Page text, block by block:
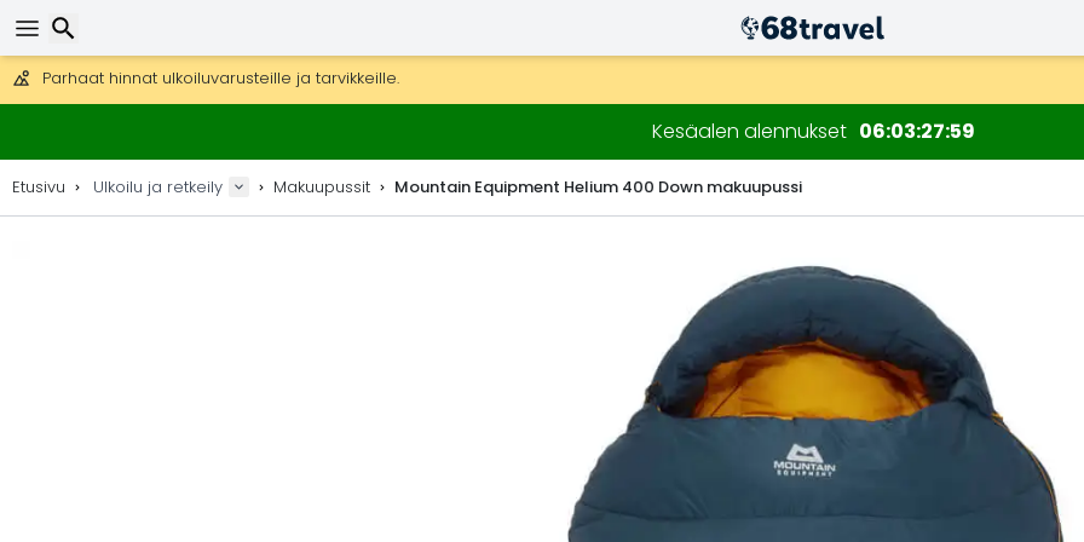
Mahdollisuus lähettää DHL Express -lähetyksenä (toimitus 24 tunnin kuluessa)
30 päivää palautukseen, 90 päivää puukarttoihin ja koristeisiin.
Parhaat hinnat ulkoiluvarusteille ja tarvikkeille.
Kesäalen alennukset 06032759
Etusivu Ulkoilu ja retkeily Makuupussit Mountain Equipment Helium 400 Down makuupussi
Etsi